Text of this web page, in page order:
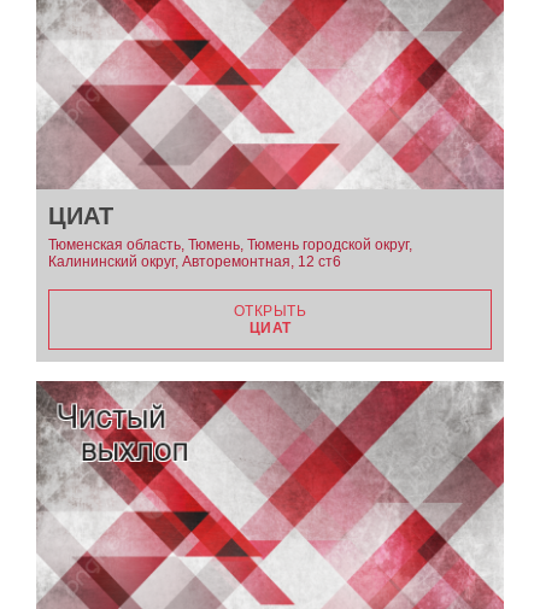
ЦИАТ
Тюменская область, Тюмень, Тюмень городской округ,
Калининский округ, Авторемонтная, 12 ст6
ОТКРЫТЬ
ЦИАТ